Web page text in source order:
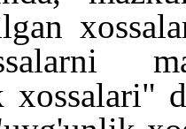
xossalari"